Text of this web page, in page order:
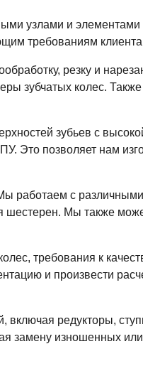
узлами и
требованиям
резку и
зубчатых колес.
зубьев с
Это позволяет нам
работаем с
шестерен. Мы также
требования к
и произвести
включая редукторы,
замену изношенных